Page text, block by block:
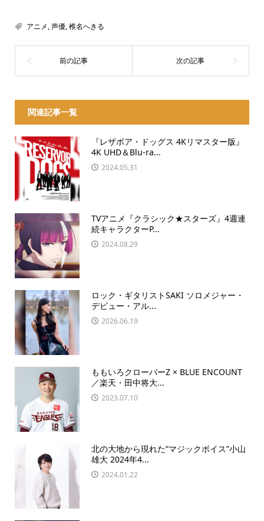
アニメ,声優,椎名へきる
関連記事一覧
『レザボア・ドッグス 4Kリマスター版』
4K UHD＆Blu-ra...
2024.05.31
TVアニメ『クラシック★スターズ』4週連
続キャラクターP...
2024.08.29
ロック・ギタリストSAKI ソロメジャー・
デビュー・アル...
2026.06.19
ももいろクローバーZ × BLUE ENCOUNT
／楽天・田中将大...
2023.07.10
北の大地から現れた“マジックボイス”小山
雄大 2024年4...
2024.01.22